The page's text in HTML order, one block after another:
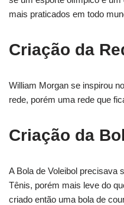
mais praticados em todo
Criação da
William Morgan se inspirou
rede, porém uma rede que
Criação da
A Bola de Voleibol precisava
Tênis, porém mais leve do
criado então uma bola de